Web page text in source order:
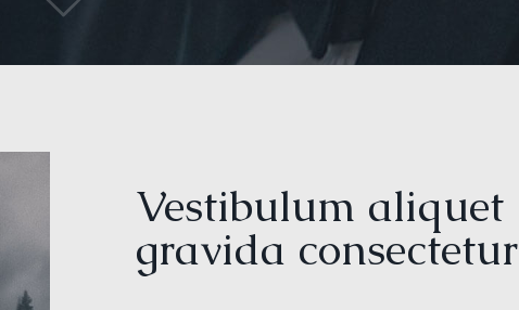
Vestibulum aliquet
gravida consectetur